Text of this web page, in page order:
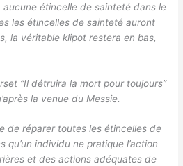
étincelle de sainteté dans le
les étincelles de sainteté auront
la véritable klipot restera en bas,
“Il détruira la mort pour toujours”
la venue du Messie.
de réparer toutes les étincelles de
qu’un individu ne pratique l’action
et des actions adéquates de